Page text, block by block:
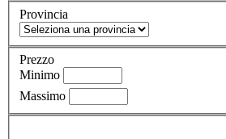
Provincia
Prezzo
Minimo
Massimo